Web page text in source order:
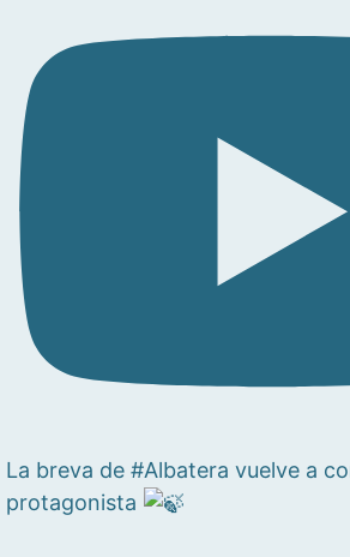
La breva de #Albatera vuelve a
protagonista